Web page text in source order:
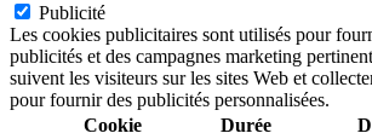
Publicité
Les cookies publicitaires sont utilisés pour
publicités et des campagnes marketing
suivent les visiteurs sur les sites Web et
pour fournir des publicités personnalisées.
Cookie
Durée